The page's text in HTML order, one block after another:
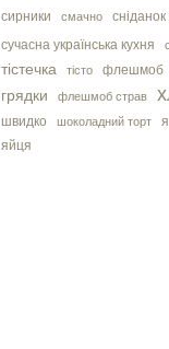
сирники смачно сніданок
сучасна українська кухня
тістечка тісто флешмоб
грядки
флешмоб страв
швидко
шоколадний торт
яйця